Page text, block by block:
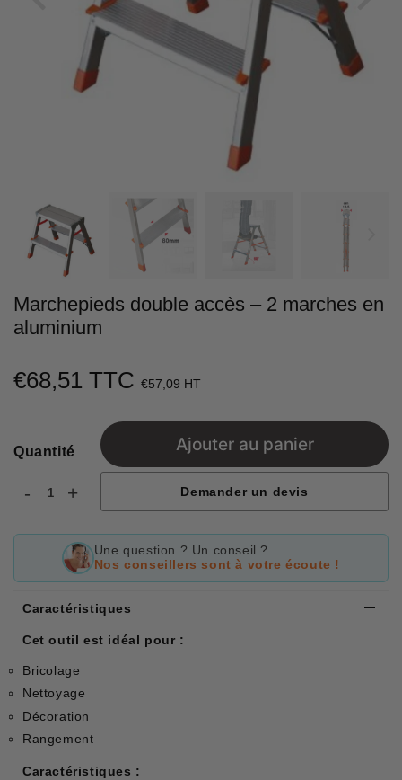
Marchepieds double accès – 2 marches en
aluminium
€68,51 TTC €57,09 HT
Quantité
- +
Ajouter au panier
Demander un devis
Une question ? Un conseil ?
Nos conseillers sont à votre écoute !
Caractéristiques
Cet outil est idéal pour :
Bricolage
Nettoyage
Décoration
Rangement
Caractéristiques :